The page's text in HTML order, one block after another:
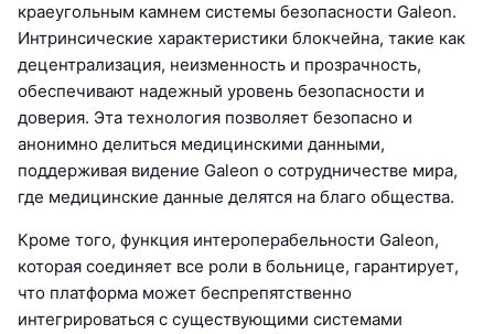
краеугольным камнем системы безопасности Galeon.
Интринсические характеристики блокчейна, такие как
децентрализация, неизменность и прозрачность,
обеспечивают надежный уровень безопасности и
доверия. Эта технология позволяет безопасно и
анонимно делиться медицинскими данными,
поддерживая видение Galeon о сотрудничестве мира,
где медицинские данные делятся на благо общества.
Кроме того, функция интероперабельности Galeon,
которая соединяет все роли в больнице, гарантирует,
что платформа может беспрепятственно
интегрироваться с существующими системами